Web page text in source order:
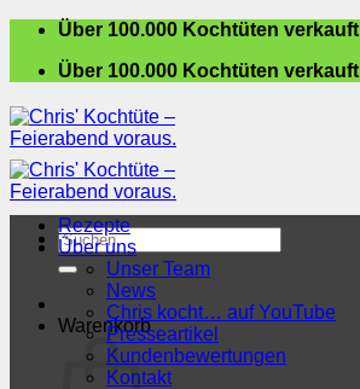
Zum
springen
Über 100.000 Kochtüten verkauft
Über 100.000 Kochtüten verkauft
Suchen
nach:
Warenkorb
Rezepte
Über uns
Unser Team
News
Chris kocht… auf YouTube
Presseartikel
Kundenbewertungen
Kontakt